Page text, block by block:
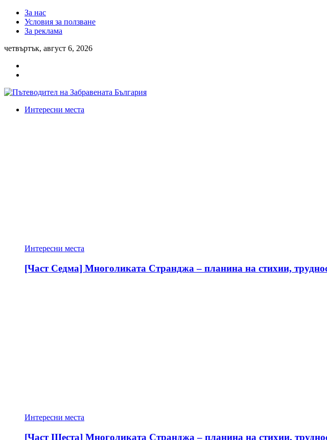
За нас
Условия за ползване
За реклама
четвъртък, август 6, 2026
Интересни места
Интересни места
[Част Седма] Многоликата Странджа – планина на стихии,
Интересни места
[Част Шеста] Многоликата Странджа – планина на стихии,